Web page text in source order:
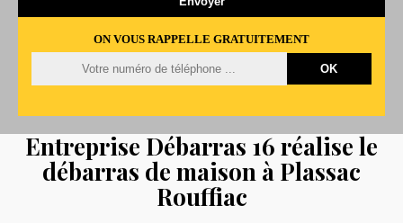
ON VOUS RAPPELLE GRATUITEMENT
Entreprise Débarras 16 réalise le
débarras de maison à Plassac
Rouffiac